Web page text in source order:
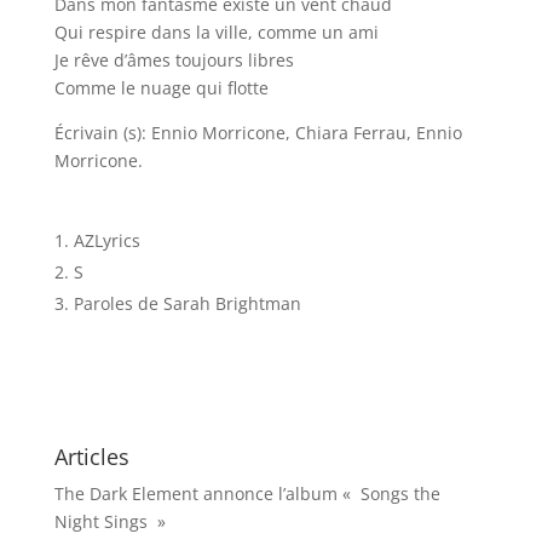
Qui respire dans la ville, comme un ami
Je rêve d’âmes toujours libres
Comme le nuage qui flotte
Écrivain (s): Ennio Morricone, Chiara Ferrau, Ennio
Morricone.
AZLyrics
S
Paroles de Sarah Brightman
Articles
The Dark Element annonce l’album « Songs the
Night Sings »